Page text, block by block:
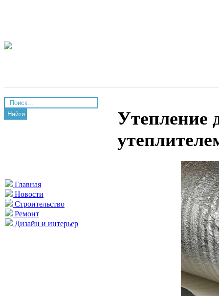
Найти
Главная
Новости
Строительство
Ремонт
Дизайн и интерьер
Утепление